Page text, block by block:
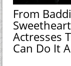
From
Actresses
Can Do It